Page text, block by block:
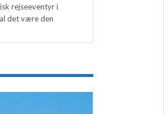
rejseeventyr i
det være den